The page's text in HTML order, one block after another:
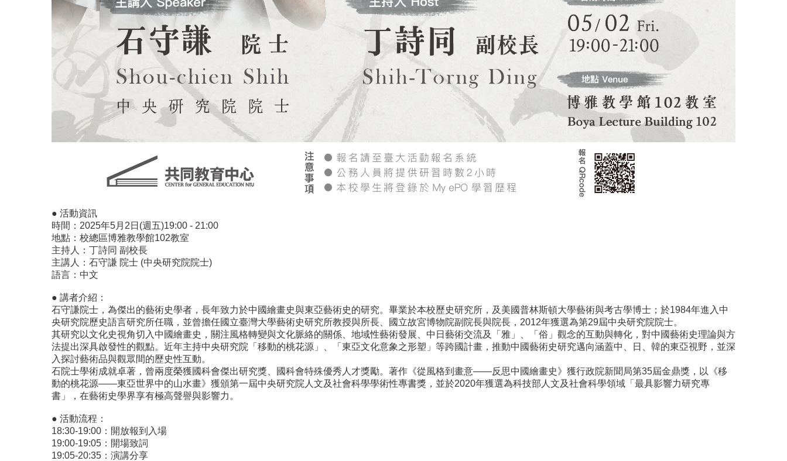
● 活動資訊
時間：2025年5月2日(週五)19:00 - 21:00
地點：校總區博雅教學館102教室
主持人：丁詩同 副校長
主講人：石守謙 院士 (中央研究院院士)
語言：中文
● 講者介紹：
石守謙院士，為傑出的藝術史學者，長年致力於中國繪畫史與東亞藝術史的研究。畢業於本校歷史研究所， 及美國普林斯頓大學藝術與考古學博士；於1984年進入中
央研究院歷史語言研究所任職，並曾擔任國立臺灣大學藝術史研究所教授與所長、國立故宮博物院副院長與院長，2012年獲選為第29屆中央研究院院士。
其研究以文化史視角切入中國繪畫史，關注風格轉變與文化脈絡的關係、地域性藝術發展、中日藝術交流及「雅」、「俗」 觀念的互動與轉化，對中國藝術史理論與方
法提出深具啟發性的觀點。近年主持中央研究院「移動的桃花源」、「東亞文化意象之形塑」 等跨國計畫，推動中國藝術史研究邁向涵蓋中、日、韓的東亞視野， 並深
入探討藝術品與觀眾間的歷史性互動。
石院士學術成就卓著，曾兩度榮獲國科會傑出研究獎、國科會特殊優秀人才獎勵。著作《從風格到畫意——反思中國繪畫史》 獲行政院新聞局第35屆金鼎獎，以《移
動的桃花源——東亞世界中的山水畫》獲頒第一屆中央研究院人文及社會科學學術性專書獎，並於2020年獲選為科技部人文及社會科學領域「最具影響力研究專
書」，在藝術史學界享有極高聲譽與影響力。
● 活動流程：
18:30-19:00：開放報到入場
19:00-19:05：開場致詞
19:05-20:35：演講分享